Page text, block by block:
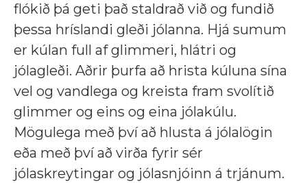
flókið þá geti það staldrað við og fundið
þessa hríslandi gleði jólanna. Hjá sumum
er kúlan full af glimmeri, hlátri og
jólagleði. Aðrir þurfa að hrista kúluna sína
vel og vandlega og kreista fram svolítið
glimmer og eins og eina jólakúlu.
Mögulega með því að hlusta á jólalögin
eða með því að virða fyrir sér
jólaskreytingar og jólasnjóinn á trjánum.